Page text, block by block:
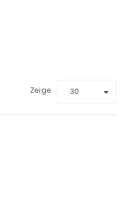
Zeige 30